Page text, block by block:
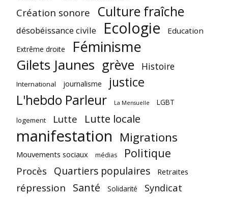
Création sonore Culture fraîche
désobéissance civile Ecologie Education
Extrême droite Féminisme
Gilets Jaunes grève Histoire
International journalisme justice
L'hebdo Parleur La Mensuelle
LGBT
logement
Lutte Lutte locale
manifestation Migrations
Mouvements sociaux médias Politique
Procès Quartiers populaires Retraites
répression Santé Solidarité Syndicat